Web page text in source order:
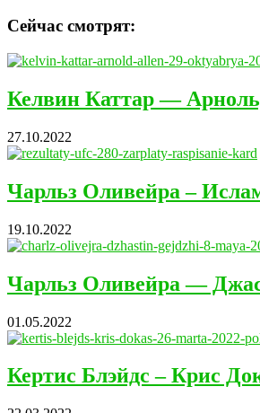
Сейчас смотрят:
Келвин Каттар —
27.10.2022
Чарльз Оливейра –
19.10.2022
Чарльз Оливейра —
01.05.2022
Кертис Блэйдс – Крис